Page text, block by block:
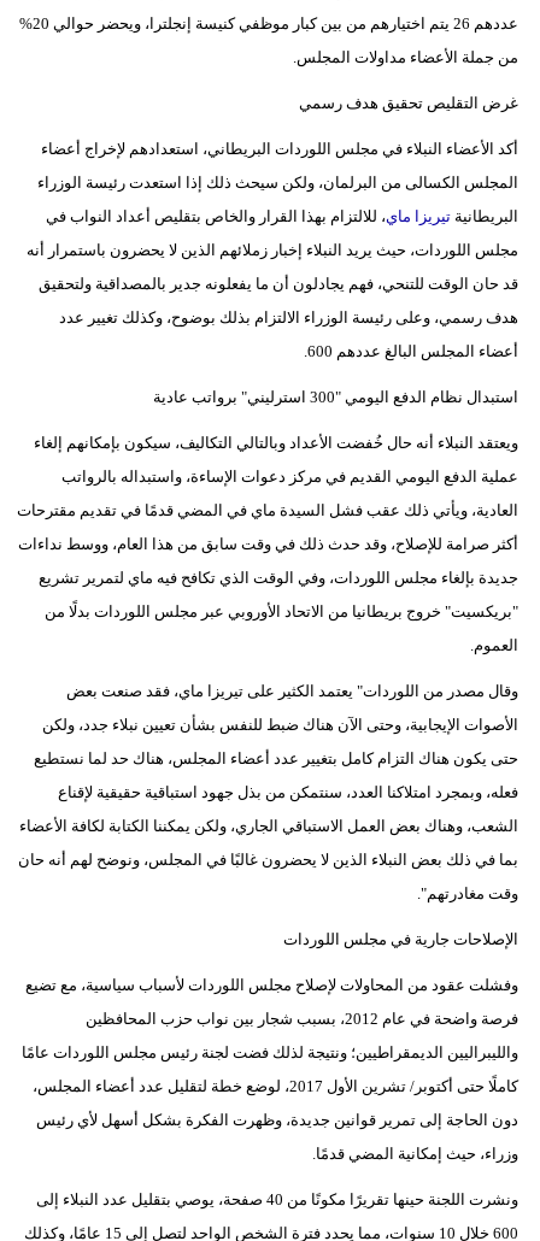
عددهم 26 يتم اختيارهم من بين كبار موظفي كنيسة إنجلترا، ويحضر حوالي 20%
من جملة الأعضاء مداولات المجلس.
غرض التقليص تحقيق هدف رسمي
أكد الأعضاء النبلاء في مجلس اللوردات البريطاني، استعدادهم لإخراج أعضاء
المجلس الكسالى من البرلمان، ولكن سيحث ذلك إذا استعدت رئيسة الوزراء
البريطانيةتيريزا ماي، للالتزام بهذا القرار والخاص بتقليص أعداد النواب في
مجلس اللوردات، حيث يريد النبلاء إخبار زملائهم الذين لا يحضرون باستمرار أنه
قد حان الوقت للتنحي، فهم يجادلون أن ما يفعلونه جدير بالمصداقية ولتحقيق
هدف رسمي، وعلى رئيسة الوزراء الالتزام بذلك بوضوح، وكذلك تغيير عدد
أعضاء المجلس البالغ عددهم 600.
استبدال نظام الدفع اليومي "300 استرليني" برواتب عادية
ويعتقد النبلاء أنه حال خُفضت الأعداد وبالتالي التكاليف، سيكون بإمكانهم إلغاء
عملية الدفع اليومي القديم في مركز دعوات الإساءة، واستبداله بالرواتب
العادية، ويأتي ذلك عقب فشل السيدة ماي في المضي قدمًا في تقديم مقترحات
أكثر صرامة للإصلاح، وقد حدث ذلك في وقت سابق من هذا العام، ووسط نداءات
جديدة بإلغاء مجلس اللوردات، وفي الوقت الذي تكافح فيه ماي لتمرير تشريع
"بريكسيت" خروج بريطانيا من الاتحاد الأوروبي عبر مجلس اللوردات بدلًا من
العموم.
وقال مصدر من اللوردات" يعتمد الكثير على تيريزا ماي، فقد صنعت بعض
الأصوات الإيجابية، وحتى الآن هناك ضبط للنفس بشأن تعيين نبلاء جدد، ولكن
حتى يكون هناك التزام كامل بتغيير عدد أعضاء المجلس، هناك حد لما نستطيع
فعله، وبمجرد امتلاكنا العدد، سنتمكن من بذل جهود استباقية حقيقية لإقناع
الشعب، وهناك بعض العمل الاستباقي الجاري، ولكن يمكننا الكتابة لكافة الأعضاء
بما في ذلك بعض النبلاء الذين لا يحضرون غالبًا في المجلس، ونوضح لهم أنه حان
وقت مغادرتهم".
الإصلاحات جارية في مجلس اللوردات
وفشلت عقود من المحاولات لإصلاح مجلس اللوردات لأسباب سياسية، مع تضيع
فرصة واضحة في عام 2012، بسبب شجار بين نواب حزب المحافظين
والليبراليين الديمقراطيين؛ ونتيجة لذلك فضت لجنة رئيس مجلس اللوردات عامًا
كاملًا حتى أكتوبر/ تشرين الأول 2017، لوضع خطة لتقليل عدد أعضاء المجلس،
دون الحاجة إلى تمرير قوانين جديدة، وظهرت الفكرة بشكل أسهل لأي رئيس
وزراء، حيث إمكانية المضي قدمًا.
ونشرت اللجنة حينها تقريرًا مكونًا من 40 صفحة، يوصي بتقليل عدد النبلاء إلى
600 خلال 10 سنوات، مما يحدد فترة الشخص الواحد لتصل إلى 15 عامًا، وكذلك